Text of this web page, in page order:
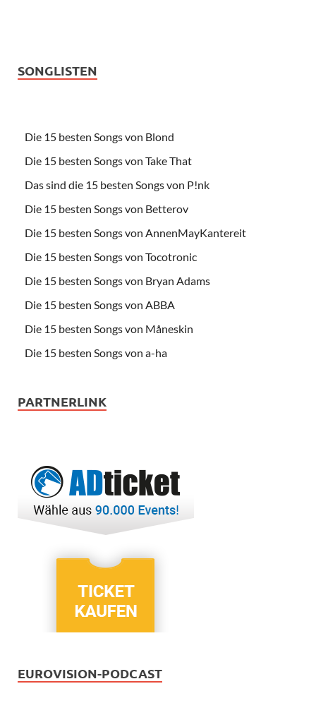
SONGLISTEN
Die 15 besten Songs von Blond
Die 15 besten Songs von Take That
Das sind die 15 besten Songs von P!nk
Die 15 besten Songs von Betterov
Die 15 besten Songs von AnnenMayKantereit
Die 15 besten Songs von Tocotronic
Die 15 besten Songs von Bryan Adams
Die 15 besten Songs von ABBA
Die 15 besten Songs von Måneskin
Die 15 besten Songs von a-ha
PARTNERLINK
EUROVISION-PODCAST